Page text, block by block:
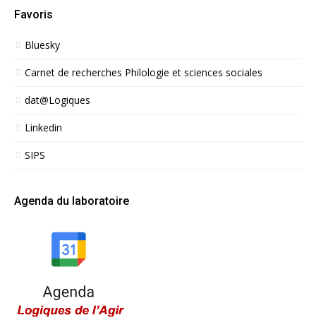
Favoris
Bluesky
Carnet de recherches Philologie et sciences sociales
dat@Logiques
Linkedin
SIPS
Agenda du laboratoire